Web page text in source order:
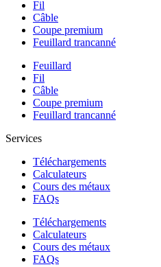
Fil
Câble
Coupe premium
Feuillard trancanné
Feuillard
Fil
Câble
Coupe premium
Feuillard trancanné
Services
Téléchargements
Calculateurs
Cours des métaux
FAQs
Téléchargements
Calculateurs
Cours des métaux
FAQs